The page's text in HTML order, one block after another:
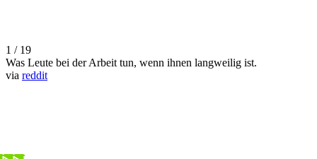
1 / 19
Was Leute bei der Arbeit tun, wenn ihnen langweilig ist.
via reddit